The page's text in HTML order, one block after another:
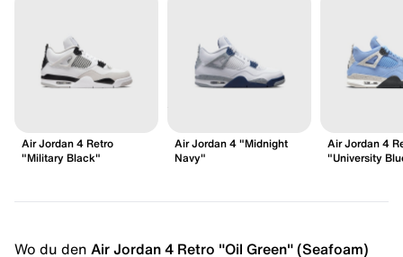
Air Jordan 4 Retro
"Military Black"
Air Jordan 4 "Midnight
Navy"
Air Jordan 4
"University
Wo du den Air Jordan 4 Retro "Oil Green" (Seafoam)